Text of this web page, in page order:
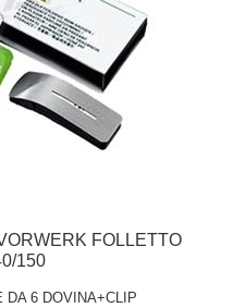
FOLLETTO
150
DA 6 DOVINA+CLIP